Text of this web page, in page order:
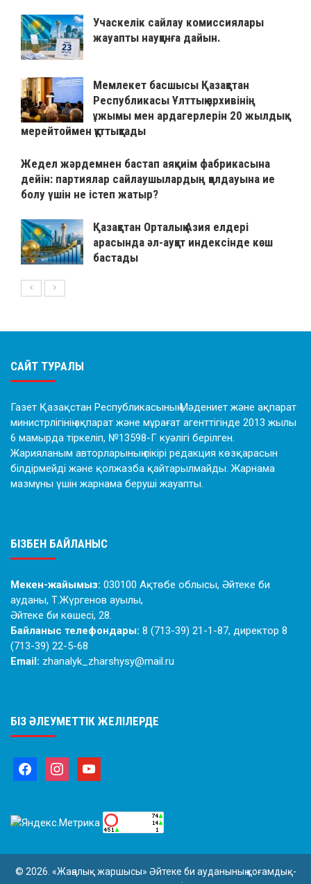
Учаскелік сайлау комиссиялары
жауапты науқанға дайын.
Мемлекет басшысы Қазақстан
Республикасы Ұлттық архивінің
ұжымы мен ардагерлерін 20 жылдық
мерейтоймен құттықтады
Жедел жәрдемнен бастап аяқкиім фабрикасына
дейін: партиялар сайлаушылардың қолдауына ие
болу үшін не істеп жатыр?
Қазақстан Орталық Азия елдері
арасында әл-ауқат индексінде көш
бастады
САЙТ ТУРАЛЫ
Газет Қазақстан Республикасының Мәдениет және ақпарат
министрлігінің ақпарат және мұрағат агенттігінде 2013 жылы
6 мамырда тіркеліп, №13598-Г куәлігі берілген.
Жарияланым авторларының пікірі редакция көзқарасын
білдірмейді және қолжазба қайтарылмайды. Жарнама
мазмұны үшін жарнама беруші жауапты.
БІЗБЕН БАЙЛАНЫС
Мекен-жайымыз: 030100 Ақтөбе облысы, Әйтеке би
ауданы, Т.Жүргенов ауылы,
Әйтеке би көшесі, 28.
Байланыс телефондары: 8 (713-39) 21-1-87, директор 8
(713-39) 22-5-68
Email: zhanalyk_zharshysy@mail.ru
БІЗ ӘЛЕУМЕТТІК ЖЕЛІЛЕРДЕ
© 2026. «Жаңалық жаршысы» Әйтеке би ауданының қоғамдық-